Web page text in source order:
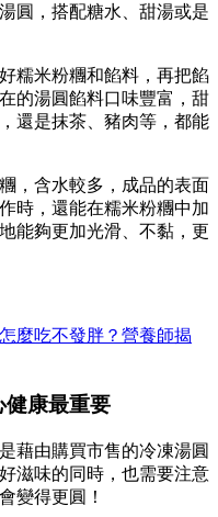
圓，搭配糖水、甜湯或是
糯米粉糰和餡料，再把餡
的湯圓餡料口味豐富，甜
還是抹茶、豬肉等，都能
，含水較多，成品的表面
時，還能在糯米粉糰中加
能夠更加光滑、不黏，更
麼吃不發胖？營養師揭
健康最重要
藉由購買市售的冷凍湯圓
滋味的同時，也需要注意
變得更圓！